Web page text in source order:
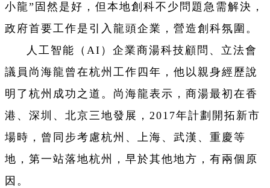
小龍”固然是好，但本地創科不少問題急需解決，
政府首要工作是引入龍頭企業，營造創科氛圍。
人工智能（AI）企業商湯科技顧問、立法會
議員尚海龍曾在杭州工作四年，他以親身經歷說
明了杭州成功之道。尚海龍表示，商湯最初在香
港、深圳、北京三地發展，2017年計劃開拓新市
場時，曾同步考慮杭州、上海、武漢、重慶等
地，第一站落地杭州，早於其他地方，有兩個原
因。